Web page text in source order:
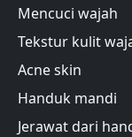
Mencuci wajah
Tekstur kulit
Acne skin
Handuk mandi
Jerawat dari